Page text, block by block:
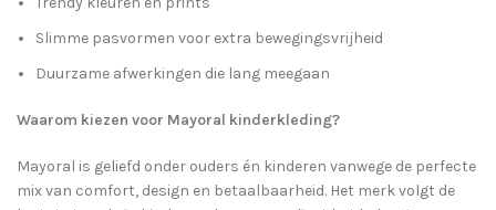
Slimme pasvormen voor extra bewegingsvrijheid
Duurzame afwerkingen die lang meegaan
Waarom kiezen voor Mayoral kinderkleding?
Mayoral is geliefd onder ouders én kinderen vanwege de perfecte
mix van comfort, design en betaalbaarheid. Het merk volgt de